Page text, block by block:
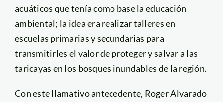
acuáticos que tenía como base la educación
ambiental; la idea era realizar talleres en
escuelas primarias y secundarias para
transmitirles el valor de proteger y salvar a las
taricayas en los bosques inundables de la región.
Con este llamativo antecedente, Roger Alvarado